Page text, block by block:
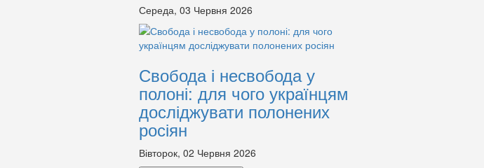
Середа, 03 Червня 2026
Свобода і несвобода у
полоні: для чого українцям
досліджувати полонених
росіян
Вівторок, 02 Червня 2026